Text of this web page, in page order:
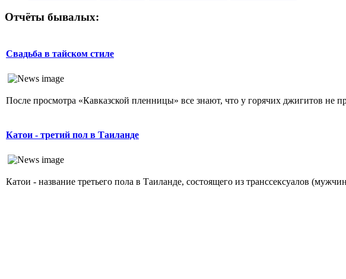
Отчёты бывалых:
Свадьба в тайском стиле
После просмотра «Кавказской пленницы» все знают, что у горячих джигитов
Катои - третий пол в Таиланде
Катои - название третьего пола в Таиланде, состоящего из транссексуалов